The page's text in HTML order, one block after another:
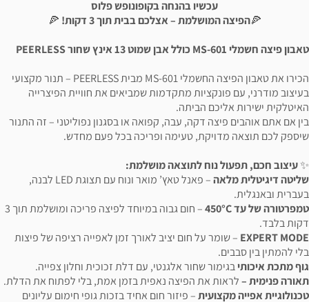
עכשיו בהנחה בקופונופש פלוס
🍕הפיצה המושלמת – אצלכם בבית תוך 3 דקות!
🍕
טאבון פיצה חשמלי MS-601 כולל אבן שמוט 13 אינץ שחור PEERLESS
הכירו את טאבון הפיצה החשמלי MS-601 מבית PEERLESS – תנור מקצועי
בעיצוב מודרני, עם פונקציות מתקדמות שמביאים את חוויית הפיצרייה
האיטלקית ישירות אליכם הביתה.
בין אם אתם אוהבים פיצה דקה, עבה, קפואה או בסגנון נפוליטני – זה התנור
שיספק לכם תוצאה מדויקת, טעימה ופריכה בכל פעם מחדש.
✨עיצוב חכם, תפעול נוח לתוצאה מושלמת:
שליטה דיגיטלית מלאה
– פאנל טאץ’ מואר ונוח עם תצוגת LED לבנה,
בעברית ובאנגלית.
טמפרטורה של עד 450°C
– חום גבוה במיוחד לפיצה פריכה ומושלמת תוך 3
דקות בלבד.
EXPERT MODE – שומר על חום יציב לאורך זמן לאפייה רציפה של פיצות
בלי להמתין בין סבבים.
גוף מתכת איכותיבגימור שחור אלגנטי, עם דלת זכוכית וחלון צפייה.
תאורה פנימית –לראות את הפיצה נאפית בזמן אמת, בלי לפתוח את הדלת.
טכנולוגיית אפייה מקצועית– פיזור חום אחיד בזכות גופי חימום עליונים